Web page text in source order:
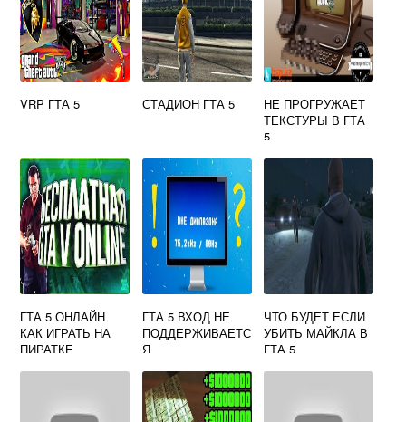
VRP ГТА 5 СТАДИОН ГТА 5
НЕ ПРОГРУЖАЕТ
ТЕКСТУРЫ В ГТА
5
ГТА 5 ОНЛАЙН
КАК ИГРАТЬ НА
ПИРАТКЕ
ГТА 5 ВХОД НЕ
ПОДДЕРЖИВАЕТС
Я
ЧТО БУДЕТ ЕСЛИ
УБИТЬ МАЙКЛА В
ГТА 5